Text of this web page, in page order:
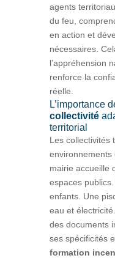
agents
du feu,
en action et
nécessaires.
l’appréhension
renforce la
réelle.
L’importance
collectivité
territorial
Les collectivités
environnements
mairie accueille
espaces
enfants. Une
eau et
des documents
ses spécificités
formation